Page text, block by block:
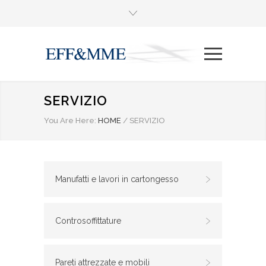
SERVIZIO
You Are Here: HOME / SERVIZIO
Manufatti e lavori in cartongesso
Controsoffittature
Pareti attrezzate e mobili